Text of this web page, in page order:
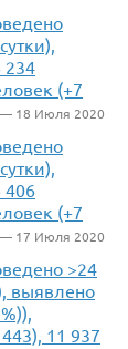
234
(+7
— 18 Июля 2020
406
(+7
— 17 Июля 2020
>24
выявлено
11 937